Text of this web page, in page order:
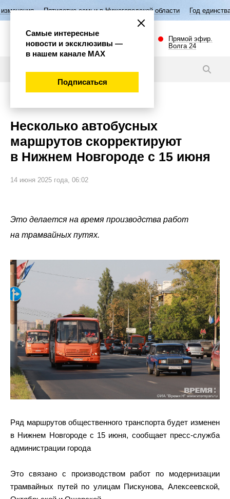
семьи в Нижегородской области Год единства народов России
Прямой эфир.
Волга 24
Несколько автобусных
маршрутов скорректируют
в Нижнем Новгороде с 15 июня
14 июня 2025 года, 06:02
Это делается на время производства работ
на трамвайных путях.
Ряд маршрутов общественного транспорта будет изменен
в Нижнем Новгороде с 15 июня, сообщает пресс-служба
администрации города
Это связано с производством работ по модернизации
трамвайных путей по улицам Пискунова, Алексеевской,
Самые интересные
новости и эксклюзивы —
в нашем канале МАХ
Подписаться